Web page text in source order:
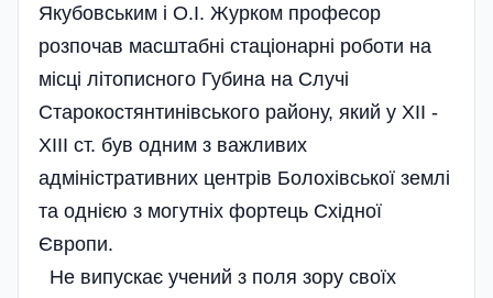
Якубовським і О.І. Журком професор
розпочав масштабні стаціонарні роботи на
місці літописного Губина на Случі
Старокостянтинівського району, який у ХІІ -
ХІІІ ст. був одним з важливих
адміністративних центрів Болохівської землі
та однією з могутніх фортець Східної
Європи.
Не випускає учений з поля зору своїх